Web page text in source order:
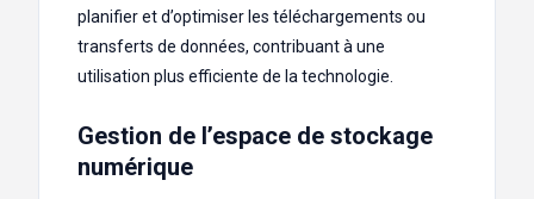
planifier et d’optimiser les téléchargements ou
transferts de données, contribuant à une
utilisation plus efficiente de la technologie.
Gestion de l’espace de stockage
numérique